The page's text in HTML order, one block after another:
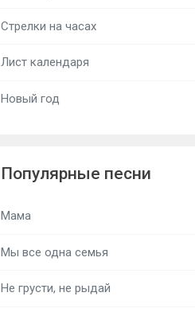
Стрелки на часах
Лист календаря
Новый год
Популярные песни
Мама
Мы все одна семья
Не грусти, не рыдай